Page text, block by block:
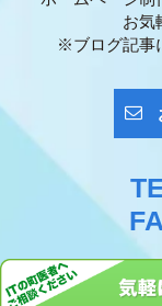
お気
※ブログ記事